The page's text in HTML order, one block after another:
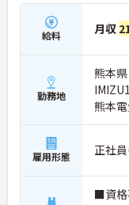
給料 月収
勤務地
熊本
熊本
雇用形態 正社
■資格